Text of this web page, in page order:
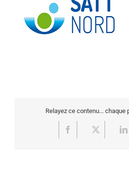
Relayez ce contenu... chaque
Facebook